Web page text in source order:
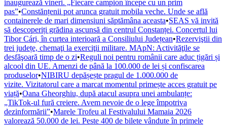
inaugurează vineri. „Fiecare campion începe cu un prim
pas”•Constănțenii pot arunca gratuit mobila veche. Unde se află
containerele de mari dimensiuni săptămâna aceasta•SEAS vă invită
să descoperiți grădina ascunsă din centrul Constanței. Concertul lui
Tibor Cári, în curtea interioară a Consiliului Județean•Rezerviştii din
trei județe, chemaţi la exerciţii militare. MApN: Activităţile se
desfăşoară timp de o zi•Reguli noi pentru românii care aduc țigări și
alcool din UE. Amenzi de până la 100.000 de lei și confiscarea
produselor•NIBIRU depășește pragul de 1.000.000 de
vizite. Vizitatorul care a marcat momentul primește acces gratuit pe
viață•Oana Gheorghiu, după atacul asupra unei ambulanțe:
„TikTok-ul fură creiere. Avem nevoie de o lege împotriva
dezinformării”•Marele Trofeu al Festivalului Mamaia 2026
valorează 50.000 de lei. Peste 400 de bilete vândute în primele